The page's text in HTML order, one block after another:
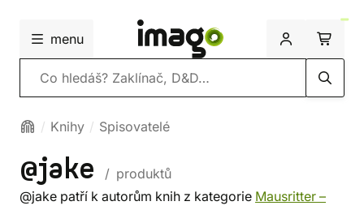
menu
Vyhledávání
Knihy Spisovatelé
@jake
/ produktů
@jake patří k autorům knih z kategorie Mausritter –